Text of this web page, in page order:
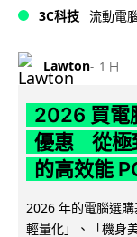
3C科技 流動電
Lawton 1 日
2026 買電
優惠 從極
的高效能
2026 年的電腦選
輕量化」、「機身